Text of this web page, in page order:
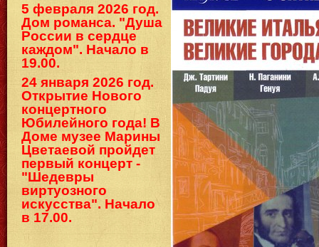
5 февраля 2026 год.
Дом романса. "Душа
России в сердце
каждом". Начало в
19.00.
24 января 2026 год.
Открытие Нового
концертного
Юбилейного года! В
Доме музее Марины
Цветаевой пройдет
первый концерт -
"Шедевры
виртуозного
искусства". Начало
в 17.00.